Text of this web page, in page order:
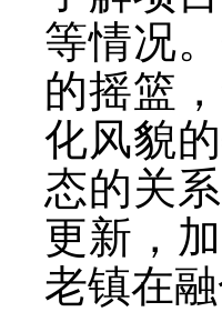
等情况
的摇篮
化风貌
态的关
更新，
老镇在